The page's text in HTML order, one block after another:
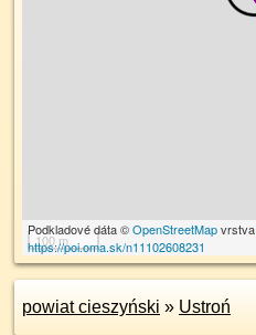
100 m
Podkladové dáta ©OpenStreetMapvrstva
https://poi.oma.sk/n11102608231
powiat cieszyński » Ustroń